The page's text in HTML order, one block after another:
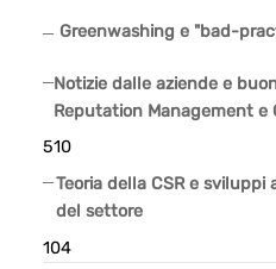
Greenwashing e "bad-
Notizie dalle aziende e
Reputation Management e
510
Teoria della CSR e sviluppi
del settore
104